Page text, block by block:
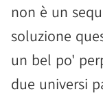
non è un
soluzione
un bel po'
due universi